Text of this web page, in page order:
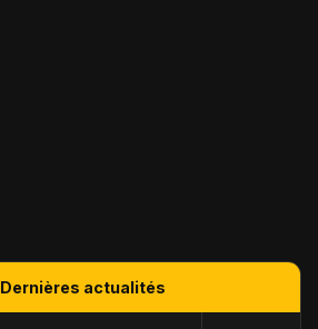
Dernières actualités